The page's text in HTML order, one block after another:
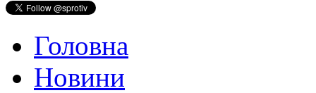
Головна
Новини